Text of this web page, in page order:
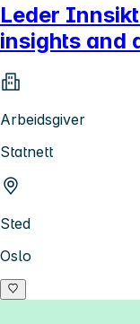
Leder
insights and
Arbeidsgiver
Statnett
Sted
Oslo